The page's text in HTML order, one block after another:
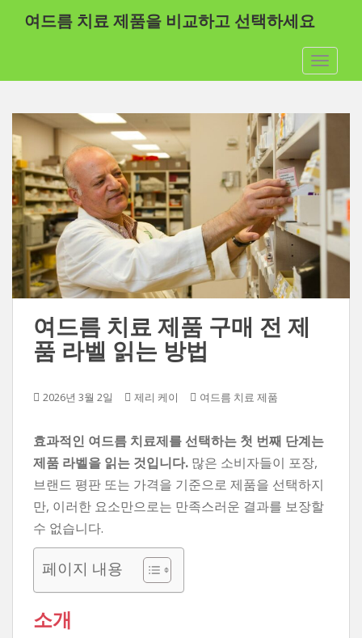
바
여드름 치료 제품을 비교하고 선택하세요
탐색 메
여드름 치료 제품 구매 전 제
품 라벨 읽는 방법
2026년 3월 2일 제리 케이 여드름 치료 제품
효과적인 여드름 치료제를 선택하는 첫 번째 단계는
제품 라벨을 읽는 것입니다. 많은 소비자들이 포장,
브랜드 평판 또는 가격을 기준으로 제품을 선택하지
만, 이러한 요소만으로는 만족스러운 결과를 보장할
수 없습니다.
페이지 내용
소개